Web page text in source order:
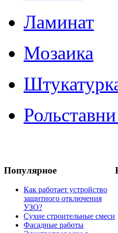
Ламинат
Мозаика
Популярное
Как работает устройство
защитного отключения
УЗО?
Сухие строительные смеси
Фасадные работы